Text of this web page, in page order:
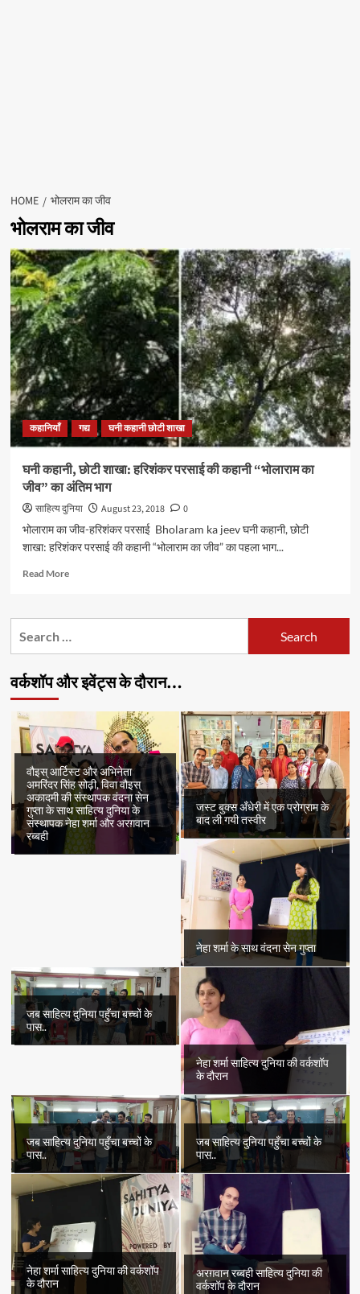
HOME भोलराम का जीव
भोलराम का जीव
कहानियाँ गद्य घनी कहानी छोटी शाखा
घनी कहानी, छोटी शाखा: हरिशंकर परसाई की कहानी “भोलाराम का
जीव” का अंतिम भाग
साहित्य दुनिया August 23, 2018
0
भोलाराम का जीव-हरिशंकर परसाई Bholaram ka jeev घनी कहानी, छोटी
शाखा: हरिशंकर परसाई की कहानी “भोलाराम का जीव” का पहला भाग...
Read MoreRead
घनी
परसाई
कहानी
का
जीव”
का
अंतिम
भाग
वर्कशॉप और इवेंट्स के दौरान…
वौइस् आर्टिस्ट और अभिनेता
अमरिंदर सिंह सोढ़ी, विवा वौइस्
अकादमी की संस्थापक वंदना सेन
गुप्ता के साथ साहित्य दुनिया के
संस्थापक नेहा शर्मा और अरग़वान
रब्बही
जस्ट बुक्स अँधेरी में एक प्रोग्राम के
बाद ली गयी तस्वीर
नेहा शर्मा के साथ वंदना सेन गुप्ता
जब साहित्य दुनिया पहुँचा बच्चों के
पास..
नेहा शर्मा साहित्य दुनिया की वर्कशॉप
के दौरान
जब साहित्य दुनिया पहुँचा बच्चों के
पास..
जब साहित्य दुनिया पहुँचा बच्चों के
पास..
नेहा शर्मा साहित्य दुनिया की वर्कशॉप
के दौरान
अरग़वान रब्बही साहित्य दुनिया की
वर्कशॉप के दौरान